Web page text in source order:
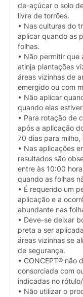
de-açúcar o solo
livre de torrões.
• Nas culturas do
aplicar quando as
folhas.
• Não permitir que
atinja plantações
áreas vizinhas de
emergido ou com
• Não aplicar
quando elas
• Para rotação de
após a aplicação
70 dias para
• Nas aplicações
resultados são
entre às 10:00
quando as folhas
• É requerido um
aplicação e a
abundante nas
• Deve-se deixar
preta a ser
áreas vizinhas se
de segurança.
• CONCEPT® não
consorciada com
indicadas no
• Não utilizar o